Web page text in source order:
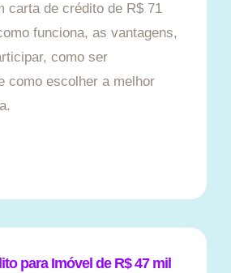
carta de crédito de R$ 71
funciona, as vantagens,
como ser
como escolher a melhor
para Imóvel de R$ 47 mil